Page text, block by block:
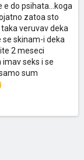
do psihata...koga
zatoa sto
veruvav deka
skinam-i deka
2 meseci
seks i se
sum